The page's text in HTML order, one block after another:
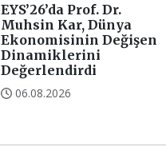
EYS’26’da Prof. Dr.
Muhsin Kar, Dünya
Ekonomisinin Değişen
Dinamiklerini
Değerlendirdi
06.08.2026